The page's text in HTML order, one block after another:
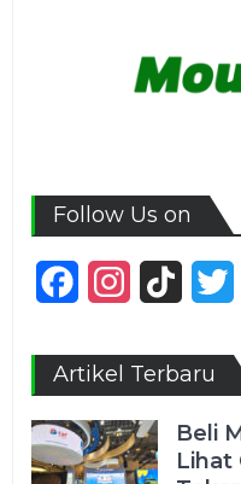
Follow Us on
FacebookInstagram
TikTok
Artikel Terbaru
Beli
Lihat